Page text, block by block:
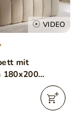
VIDEO
mit
180x200
Cloud Braun